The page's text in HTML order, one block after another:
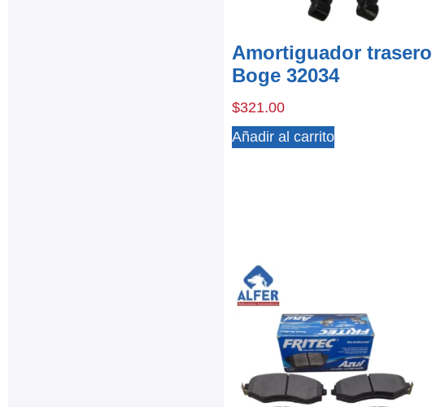
Amortiguador trasero
Boge 32034
$321.00
Añadir al carrito